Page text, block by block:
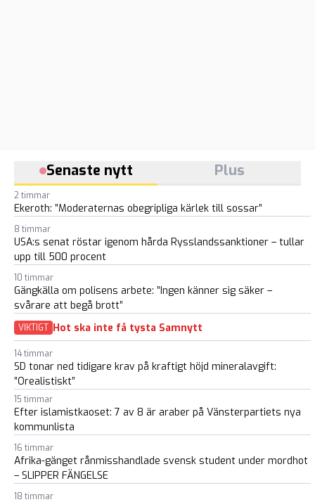
Senaste nytt Plus
2 timmar
Ekeroth: ”Moderaternas obegripliga kärlek till sossar”
8 timmar
USA:s senat röstar igenom hårda Rysslandssanktioner – tullar
upp till 500 procent
10 timmar
Gängkälla om polisens arbete: ”Ingen känner sig säker –
svårare att begå brott”
VIKTIGT Hot ska inte få tysta Samnytt
14 timmar
SD tonar ned tidigare krav på kraftigt höjd mineralavgift:
”Orealistiskt”
15 timmar
Efter islamistkaoset: 7 av 8 är araber på Vänsterpartiets nya
kommunlista
16 timmar
Afrika-gänget rånmisshandlade svensk student under mordhot
– SLIPPER FÄNGELSE
18 timmar